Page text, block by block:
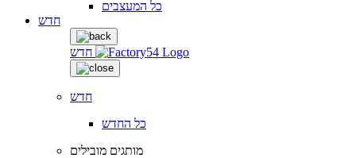
כל המעצבים
חדש
חדש
חדש
כל החדש
מותגים מובילים